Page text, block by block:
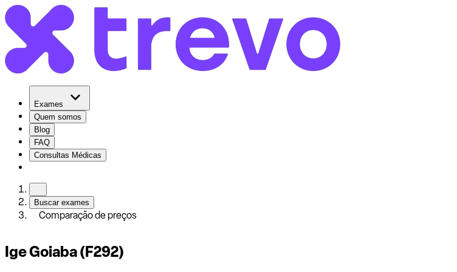
Exames
Quem somos
Blog
FAQ
Consultas Médicas
Buscar exames
Comparação de preços
Ige Goiaba (F292)